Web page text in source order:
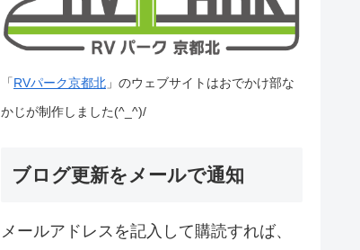
「RVパーク京都北 」のウェブサイトはおでかけ部な
かじが制作しました(^_^)/
ブログ更新をメールで通知
メールアドレスを記入して購読すれば、